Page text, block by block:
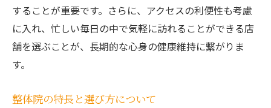
施術前後のビフォーアフター
せんげん台駅周辺でのマッサージ心と体の癒し
を求めて
することが重要です。さらに、アクセスの利便性も考慮
に入れ、忙しい毎日の中で気軽に訪れることができる店
舗を選ぶことが、長期的な心身の健康維持に繋がりま
す。
整体院の特長と選び方について